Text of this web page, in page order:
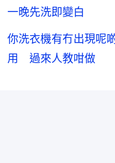
一晚先洗即變白
你洗衣機有冇出現呢
用 過來人教咁做